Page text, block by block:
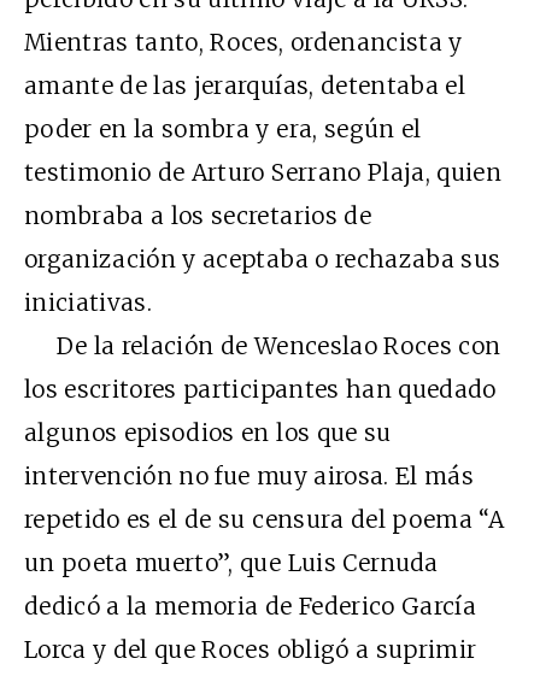
Mientras tanto, Roces, ordenancista y
amante de las jerarquías, detentaba el
poder en la sombra y era, según el
testimonio de Arturo Serrano Plaja, quien
nombraba a los secretarios de
organización y aceptaba o rechazaba sus
iniciativas.
De la relación de Wenceslao Roces con
los escritores participantes han quedado
algunos episodios en los que su
intervención no fue muy airosa. El más
repetido es el de su censura del poema “A
un poeta muerto”, que Luis Cernuda
dedicó a la memoria de Federico García
Lorca y del que Roces obligó a suprimir